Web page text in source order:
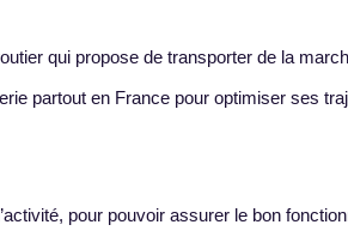
qui propose de transporter de la
partout en France pour optimiser ses
pour pouvoir assurer le bon